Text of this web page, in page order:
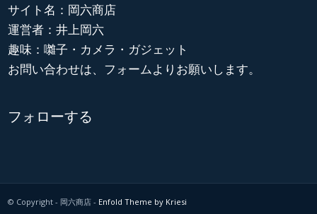
サイト名：岡六商店
運営者：井上岡六
趣味：囃子・カメラ・ガジェット
お問い合わせは、フォームよりお願いします。
フォローする
© Copyright - 岡六商店 - Enfold Theme by Kriesi